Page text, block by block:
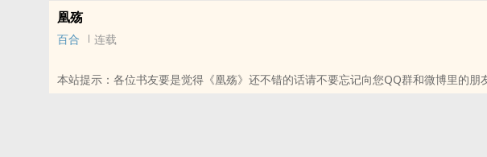
凰殇
百合 连载
本站提示：各位书友要是觉得《凰殇》还不错的话请不要忘记向您QQ群和微博里的朋